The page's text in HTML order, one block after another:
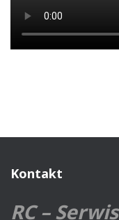
Kontakt
RC – Serwis